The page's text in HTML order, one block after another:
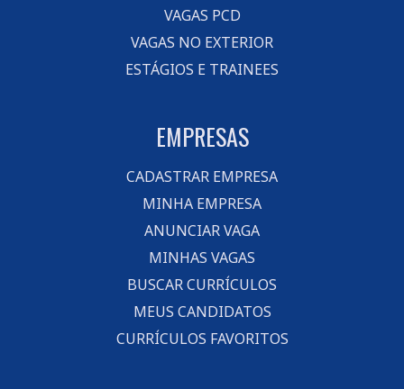
VAGAS PCD
VAGAS NO EXTERIOR
ESTÁGIOS E TRAINEES
EMPRESAS
CADASTRAR EMPRESA
MINHA EMPRESA
ANUNCIAR VAGA
MINHAS VAGAS
BUSCAR CURRÍCULOS
MEUS CANDIDATOS
CURRÍCULOS FAVORITOS